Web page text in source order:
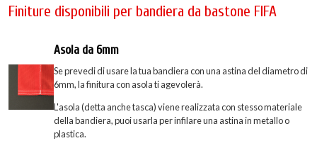
Finiture disponibili per bandiera da bastone FIFA
Asola da 6mm
Se prevedi di usare la tua bandiera con una astina del diametro di
6mm, la finitura con asola ti agevolerà.
L'asola (detta anche tasca) viene realizzata con stesso materiale
della bandiera, puoi usarla per infilare una astina in metallo o
plastica.